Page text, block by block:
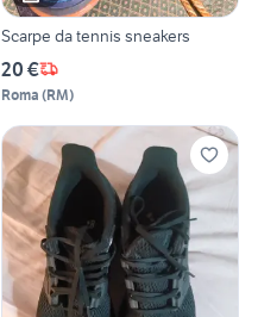
Scarpe da tennis sneakers
20 €
Roma (RM)